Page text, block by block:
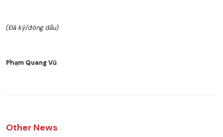
(Đã ký/đóng dấu)
Phạm Quang Vũ
Other News